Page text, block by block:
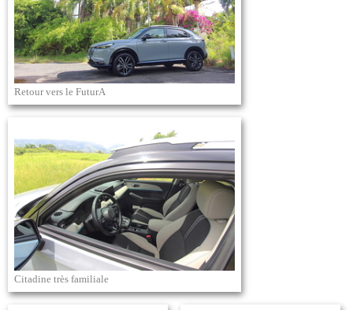
Retour vers le FuturA
Citadine très familiale